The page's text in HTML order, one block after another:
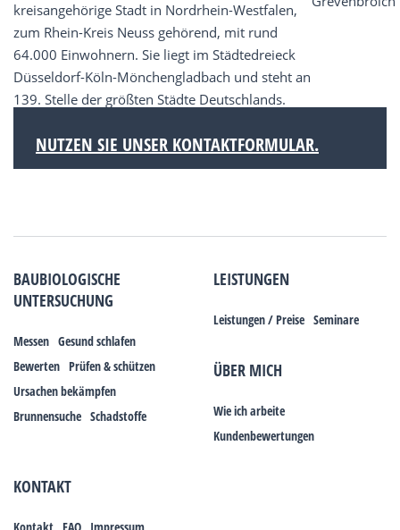
kreisangehörige Stadt in Nordrhein-Westfalen,
zum Rhein-Kreis Neuss gehörend, mit rund
64.000 Einwohnern. Sie liegt im Städtedreieck
Düsseldorf-Köln-Mönchengladbach und steht an
139. Stelle der größten Städte Deutschlands.
NUTZEN SIE UNSER KONTAKTFORMULAR.
BAUBIOLOGISCHE
UNTERSUCHUNG
Messen Gesund schlafen
Bewerten Prüfen & schützen
Ursachen bekämpfen
Brunnensuche Schadstoffe
LEISTUNGEN
Leistungen / Preise Seminare
ÜBER MICH
Wie ich arbeite
Kundenbewertungen
KONTAKT